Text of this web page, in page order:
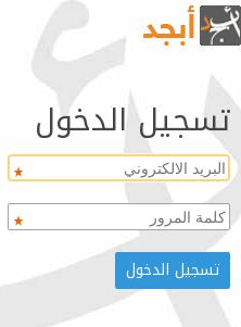
تسجيل الدخول